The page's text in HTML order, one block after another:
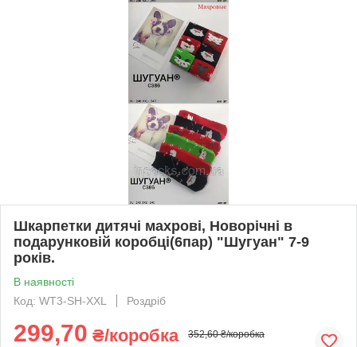
Шкарпетки дитячі махрові, Новорічні в
подарунковій коробці(6пар) "Шугуан" 7-9
років.
В наявності
Код: WT3-SH-XXL
Роздріб
299,70 ₴/коробка 352,60 ₴/коробка